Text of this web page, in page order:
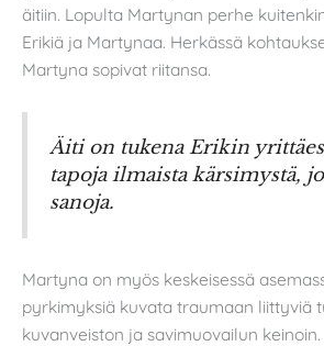
äitiin. Lopulta Martynan perhe
Erikiä ja Martynaa. Herkässä
Martyna sopivat riitansa.
Äiti on tukena Erikin
tapoja ilmaista kärsimystä,
sanoja.
Martyna on myös keskeisessä
pyrkimyksiä kuvata traumaan liittyviä
kuvanveiston ja savimuovailun keinoin.